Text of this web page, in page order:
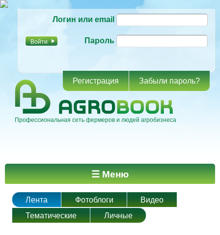
основному
Логин или email
Пароль
Регистрация Забыли пароль?
Профессиональная сеть фермеров и людей агробизнеса
Главное меню ☰ Меню
Лента Фотоблоги
Видео
Тематические
Личные